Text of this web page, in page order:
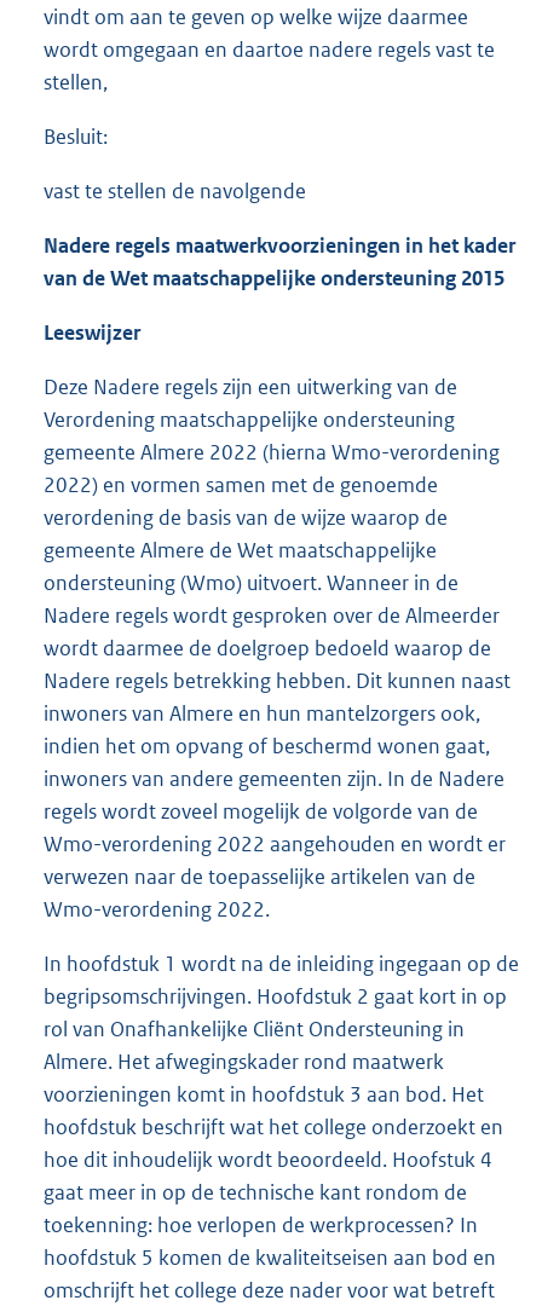
vindt om aan te geven op welke wijze daarmee
wordt omgegaan en daartoe nadere regels vast te
stellen,
Besluit:
vast te stellen de navolgende
Nadere regels maatwerkvoorzieningen in het kader
van de Wet maatschappelijke ondersteuning 2015
Leeswijzer
Deze Nadere regels zijn een uitwerking van de
Verordening maatschappelijke ondersteuning
gemeente Almere 2022 (hierna Wmo-verordening
2022) en vormen samen met de genoemde
verordening de basis van de wijze waarop de
gemeente Almere de Wet maatschappelijke
ondersteuning (Wmo) uitvoert. Wanneer in de
Nadere regels wordt gesproken over de Almeerder
wordt daarmee de doelgroep bedoeld waarop de
Nadere regels betrekking hebben. Dit kunnen naast
inwoners van Almere en hun mantelzorgers ook,
indien het om opvang of beschermd wonen gaat,
inwoners van andere gemeenten zijn. In de Nadere
regels wordt zoveel mogelijk de volgorde van de
Wmo-verordening 2022 aangehouden en wordt er
verwezen naar de toepasselijke artikelen van de
Wmo-verordening 2022.
In hoofdstuk 1 wordt na de inleiding ingegaan op de
begripsomschrijvingen. Hoofdstuk 2 gaat kort in op
rol van Onafhankelijke Cliënt Ondersteuning in
Almere. Het afwegingskader rond maatwerk
voorzieningen komt in hoofdstuk 3 aan bod. Het
hoofdstuk beschrijft wat het college onderzoekt en
hoe dit inhoudelijk wordt beoordeeld. Hoofstuk 4
gaat meer in op de technische kant rondom de
toekenning: hoe verlopen de werkprocessen? In
hoofdstuk 5 komen de kwaliteitseisen aan bod en
omschrijft het college deze nader voor wat betreft